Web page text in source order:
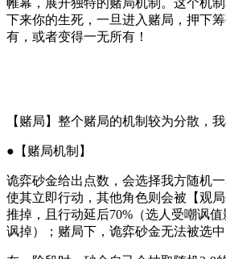
下来你的生死，一旦进入赌局，押下
有，或者变得一无所有！
【赌局】整个赌局的机制较为分散，
●【赌局机制】
诡弈砂金给出点数，会选择我方随机
使其立即行动， 其他角色则会被【观
推掉，且 行动延后70% （选人受嘲讽
讽掉）； 赌局下，诡弈砂金无法被选